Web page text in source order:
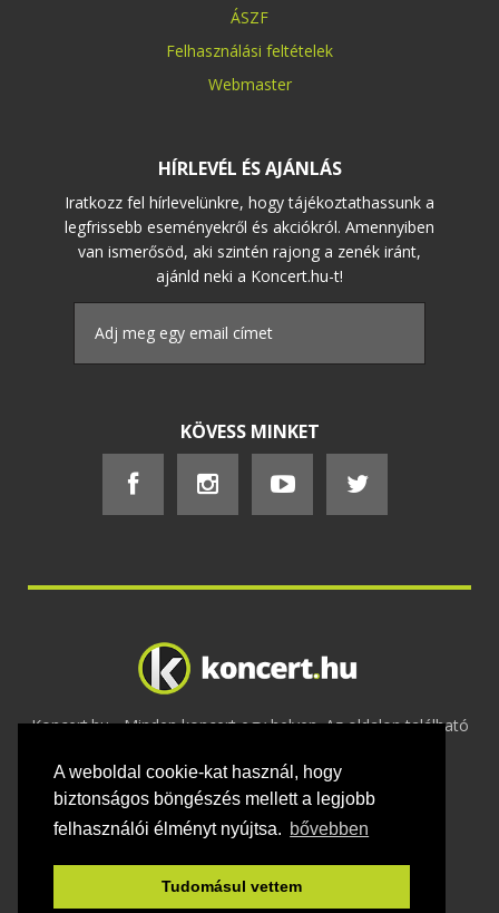
A weboldal cookie-kat használ, hogy
biztonságos böngészés mellett a legjobb
felhasználói élményt nyújtsa. bővebben
Tudomásul vettem
ÁSZF
Felhasználási feltételek
Webmaster
HÍRLEVÉL ÉS AJÁNLÁS
Iratkozz fel hírlevelünkre, hogy tájékoztathassunk a
legfrissebb eseményekről és akciókról. Amennyiben
van ismerősöd, aki szintén rajong a zenék iránt,
ajánld neki a Koncert.hu-t!
KÖVESS MINKET
Koncert.hu - Minden koncert egy helyen. Az oldalon található
2020 Adatvédelem-ÁSZF-Felhasználási
feltételek-Webmaster- Kapcsolat és üzenet küldés